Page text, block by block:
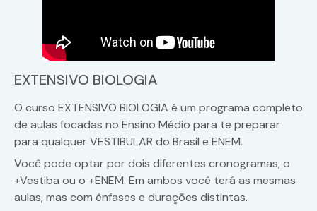
EXTENSIVO BIOLOGIA
O curso EXTENSIVO BIOLOGIA é um programa completo
de aulas focadas no Ensino Médio para te preparar
para qualquer VESTIBULAR do Brasil e ENEM.
Você pode optar por dois diferentes cronogramas, o
+Vestiba ou o +ENEM. Em ambos você terá as mesmas
aulas, mas com ênfases e durações distintas.